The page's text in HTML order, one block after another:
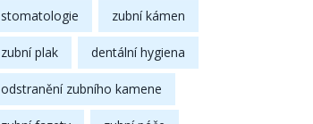
stomatologie zubní kámen
zubní plak dentální hygiena
odstranění zubního kamene